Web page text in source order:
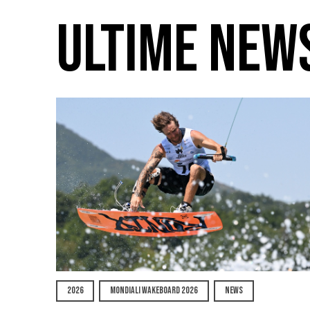
ULTIME
2026 MONDIALI WAKEBOARD 2026 NEWS